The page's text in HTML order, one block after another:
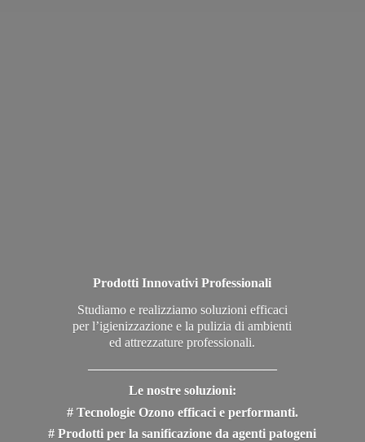
Prodotti Innovativi Professionali
Studiamo e realizziamo soluzioni efficaci
per l’igienizzazione e la pulizia di ambienti
ed attrezzature professionali.
Le nostre soluzioni:
# Tecnologie Ozono efficaci e performanti.
# Prodotti per la sanificazione da agenti patogeni